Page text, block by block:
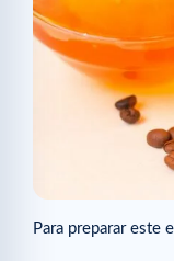
Para preparar este